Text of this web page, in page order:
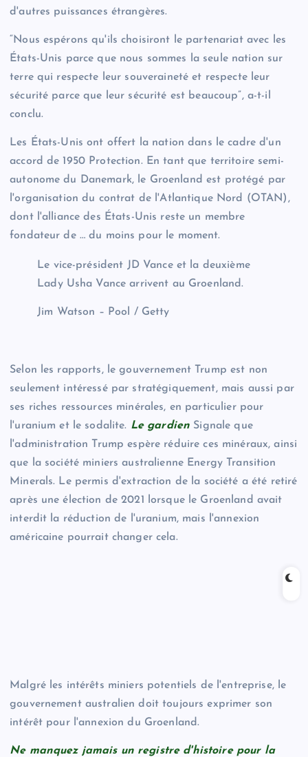
d'autres puissances étrangères.
“Nous espérons qu'ils choisiront le partenariat avec les
États-Unis parce que nous sommes la seule nation sur
terre qui respecte leur souveraineté et respecte leur
sécurité parce que leur sécurité est beaucoup”, a-t-il
conclu.
Les États-Unis ont offert la nation dans le cadre d'un
accord de 1950 Protection. En tant que territoire semi-
autonome du Danemark, le Groenland est protégé par
l'organisation du contrat de l'Atlantique Nord (OTAN),
dont l'alliance des États-Unis reste un membre
fondateur de … du moins pour le moment.
Le vice-président JD Vance et la deuxième
Lady Usha Vance arrivent au Groenland.
Jim Watson – Pool / Getty
Selon les rapports, le gouvernement Trump est non
seulement intéressé par stratégiquement, mais aussi par
ses riches ressources minérales, en particulier pour
l'uranium et le sodalite. Le gardien Signale que
l'administration Trump espère réduire ces minéraux, ainsi
que la société miniers australienne Energy Transition
Minerals. Le permis d'extraction de la société a été retiré
après une élection de 2021 lorsque le Groenland avait
interdit la réduction de l'uranium, mais l'annexion
américaine pourrait changer cela.
Malgré les intérêts miniers potentiels de l'entreprise, le
gouvernement australien doit toujours exprimer son
intérêt pour l'annexion du Groenland.
Ne manquez jamais un registre d'histoire pour la